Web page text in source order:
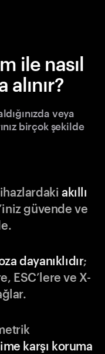
ile nasıl
alınır?
veya
birçok şekilde
akıllı
güvende ve
dayanıklıdır;
ESC’lere ve X-
karşı koruma